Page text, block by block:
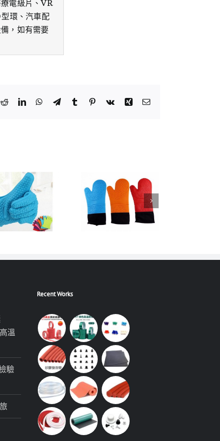
電級片、VR
環、汽車配
，如有需要
RedditLinkedInWhatsApp
TelegramTumblr Pinterest
Vk Xing Email:
溫
驗
Recent Works